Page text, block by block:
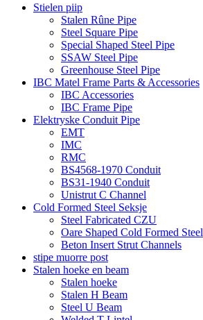
Stielen piip
Stalen Rûne Pipe
Steel Square Pipe
Special Shaped Steel Pipe
SSAW Steel Pipe
Greenhouse Steel Pipe
IBC Matel Frame Parts & Accessories
IBC Accessories
IBC Frame Pipe
Elektryske Conduit Pipe
EMT
IMC
RMC
BS4568-1970 Conduit
BS31-1940 Conduit
Unistrut C Channel
Cold Formed Steel Seksje
Steel Fabricated CZU
Oare Shaped Cold Formed Steel
Beton Insert Strut Channels
stipe muorre post
Stalen hoeke en beam
Stalen hoeke
Stalen H Beam
Steel U Beam